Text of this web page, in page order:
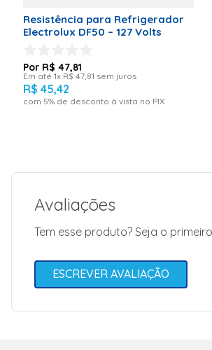
Resistência para Refrigerador
Electrolux DF50 – 127 Volts
R$ 47,81
Em até 1x R$ 47 81 sem juros
R$ 45,42
com 5% de desconto à vista no PIX
Avaliações
Tem esse produto? Seja o
ESCREVER AVALIAÇÃO